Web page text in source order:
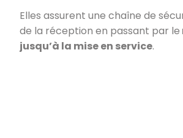
Elles assurent une chaîne de
de la réception en passant par le
jusqu’à la mise en service.